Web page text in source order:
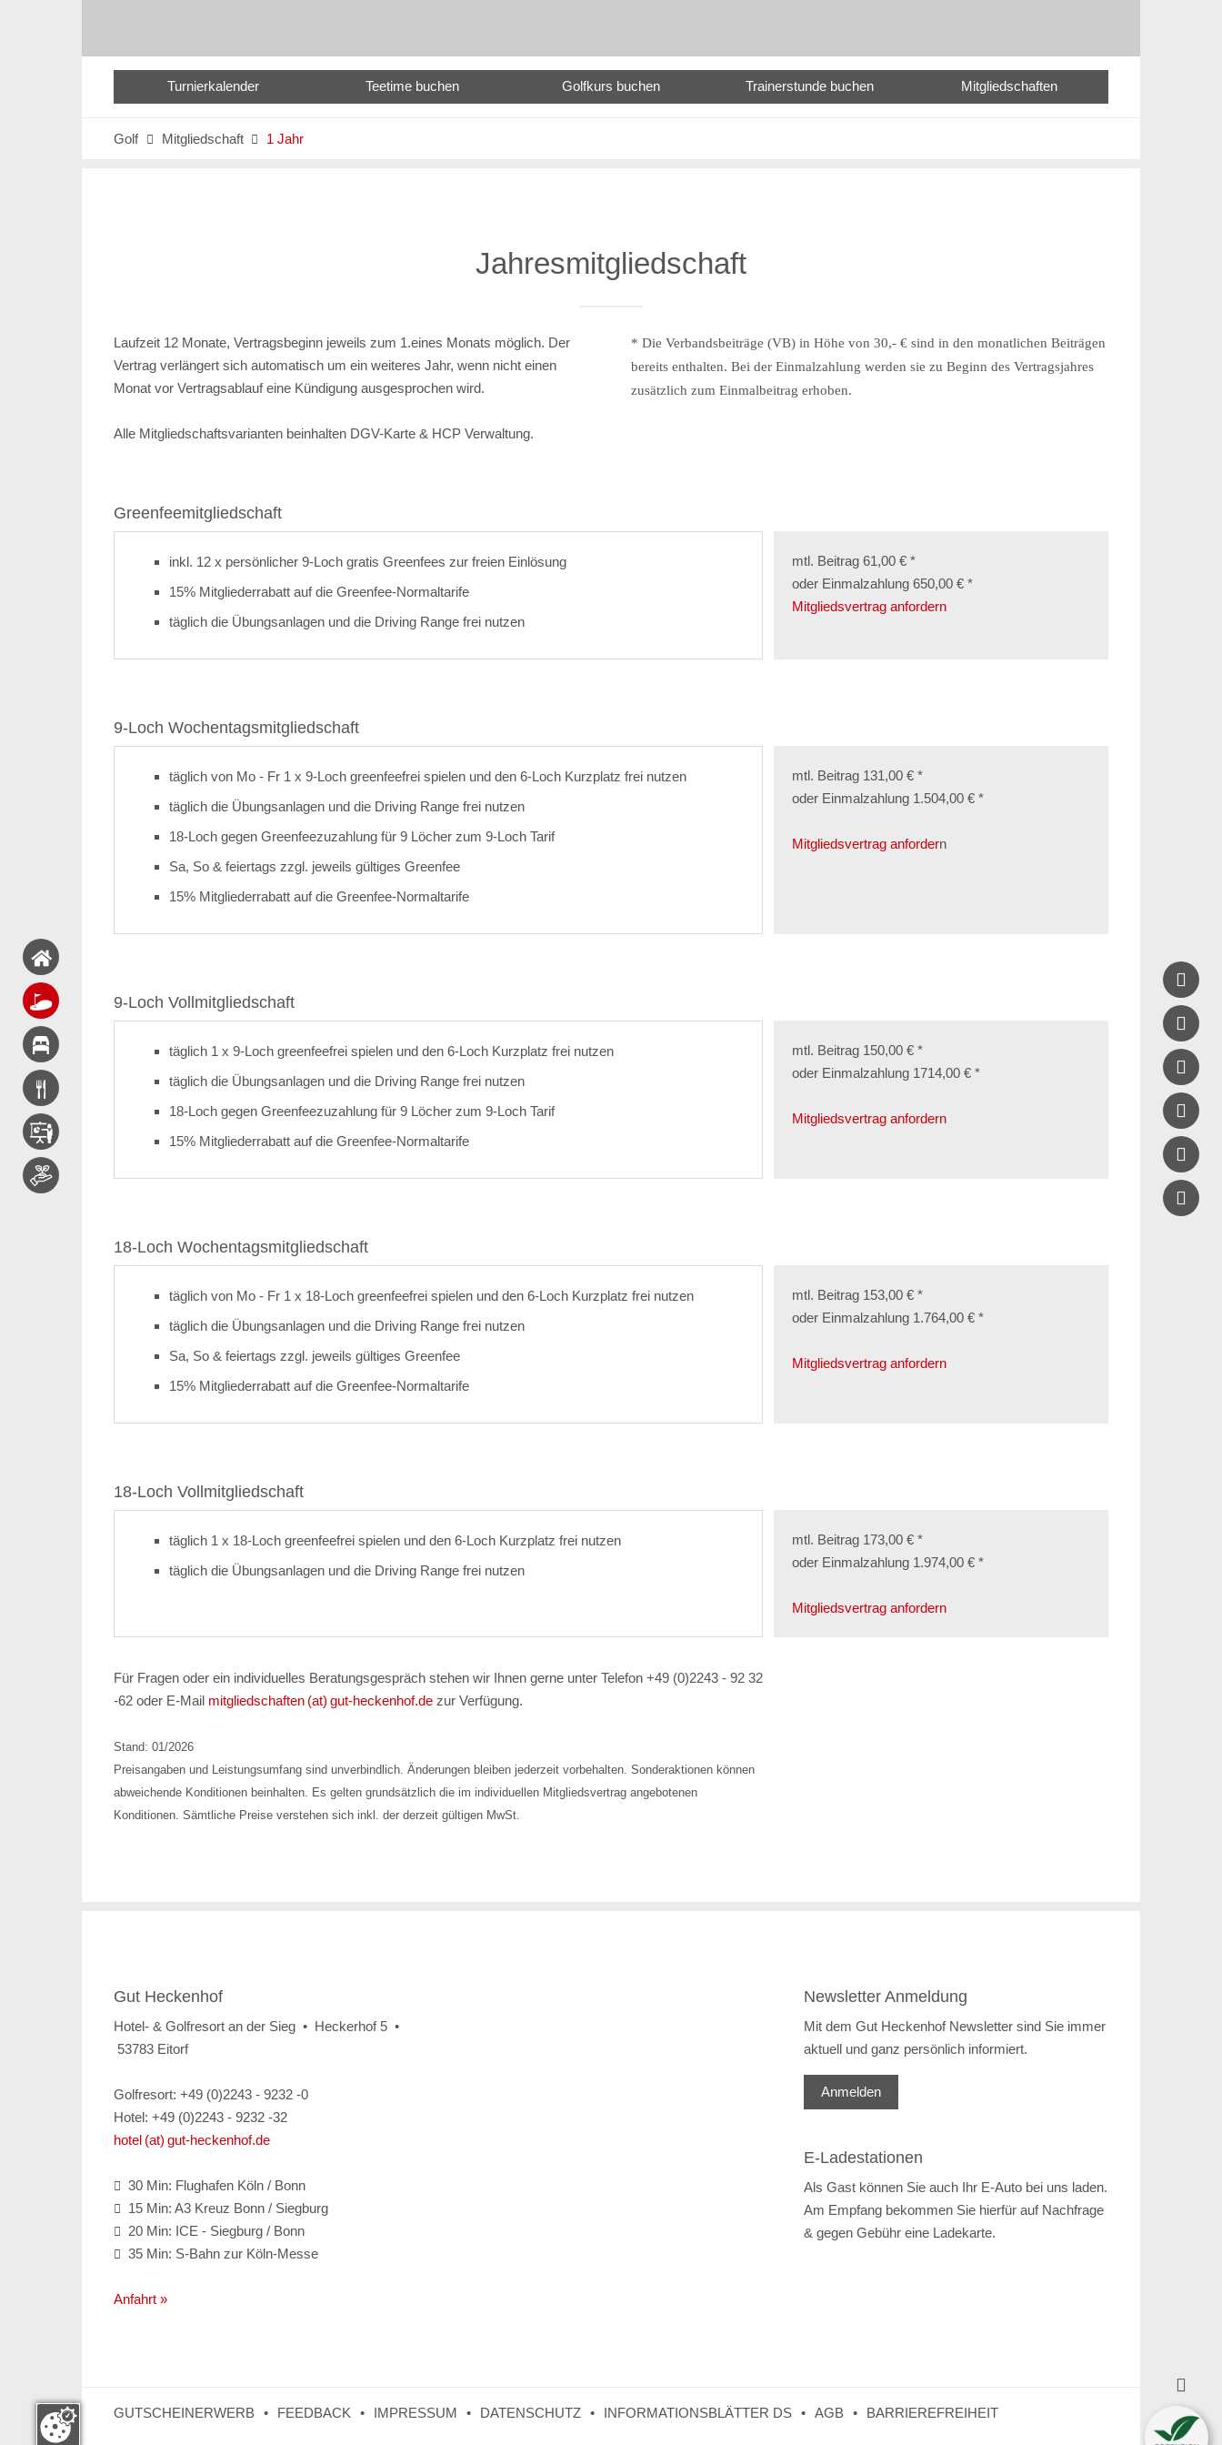
Turnierkalender Teetime buchen Golfkurs buchen Trainerstunde buchen Mitgliedschaften
Golf  Mitgliedschaft  1 Jahr
Jahresmitgliedschaft
Laufzeit 12 Monate, Vertragsbeginn jeweils zum 1.eines Monats möglich. Der
Vertrag verlängert sich automatisch um ein weiteres Jahr, wenn nicht einen
Monat vor Vertragsablauf eine Kündigung ausgesprochen wird.
Alle Mitgliedschaftsvarianten beinhalten DGV-Karte & HCP Verwaltung.
* Die Verbandsbeiträge (VB) in Höhe von 30,- € sind in den monatlichen Beiträgen
bereits enthalten. Bei der Einmalzahlung werden sie zu Beginn des Vertragsjahres
zusätzlich zum Einmalbeitrag erhoben.
Greenfeemitgliedschaft
inkl. 12 x persönlicher 9-Loch gratis Greenfees zur freien Einlösung
15% Mitgliederrabatt auf die Greenfee-Normaltarife
täglich die Übungsanlagen und die Driving Range frei nutzen
mtl. Beitrag 61,00 € *
oder Einmalzahlung 650,00 € *
Mitgliedsvertrag anfordern
9-Loch Wochentagsmitgliedschaft
täglich von Mo - Fr 1 x 9-Loch greenfeefrei spielen und den 6-Loch Kurzplatz frei nutzen
täglich die Übungsanlagen und die Driving Range frei nutzen
18-Loch gegen Greenfeezuzahlung für 9 Löcher zum 9-Loch Tarif
Sa, So & feiertags zzgl. jeweils gültiges Greenfee
15% Mitgliederrabatt auf die Greenfee-Normaltarife
mtl. Beitrag 131,00 € *
oder Einmalzahlung 1.504,00 € *
Mitgliedsvertrag anfordern
9-Loch Vollmitgliedschaft
täglich 1 x 9-Loch greenfeefrei spielen und den 6-Loch Kurzplatz frei nutzen
täglich die Übungsanlagen und die Driving Range frei nutzen
18-Loch gegen Greenfeezuzahlung für 9 Löcher zum 9-Loch Tarif
15% Mitgliederrabatt auf die Greenfee-Normaltarife
mtl. Beitrag 150,00 € *
oder Einmalzahlung 1714,00 € *
Mitgliedsvertrag anfordern
18-Loch Wochentagsmitgliedschaft
täglich von Mo - Fr 1 x 18-Loch greenfeefrei spielen und den 6-Loch Kurzplatz frei nutzen
täglich die Übungsanlagen und die Driving Range frei nutzen
Sa, So & feiertags zzgl. jeweils gültiges Greenfee
15% Mitgliederrabatt auf die Greenfee-Normaltarife
mtl. Beitrag 153,00 € *
oder Einmalzahlung 1.764,00 € *
Mitgliedsvertrag anfordern
18-Loch Vollmitgliedschaft
täglich 1 x 18-Loch greenfeefrei spielen und den 6-Loch Kurzplatz frei nutzen
täglich die Übungsanlagen und die Driving Range frei nutzen
mtl. Beitrag 173,00 € *
oder Einmalzahlung 1.974,00 € *
Mitgliedsvertrag anfordern
Für Fragen oder ein individuelles Beratungsgespräch stehen wir Ihnen gerne unter Telefon +49 (0)2243 - 92 32
-62 oder E-Mail mitgliedschaften (at) gut-heckenhof.dezur Verfügung.
Stand: 01/2026
Preisangaben und Leistungsumfang sind unverbindlich. Änderungen bleiben jederzeit vorbehalten. Sonderaktionen können
abweichende Konditionen beinhalten. Es gelten grundsätzlich die im individuellen Mitgliedsvertrag angebotenen
Konditionen. Sämtliche Preise verstehen sich inkl. der derzeit gültigen MwSt.
Gut Heckenhof
Hotel- & Golfresort an der Sieg • Heckerhof 5 •
53783 Eitorf
Golfresort: +49 (0)2243 - 9232 -0
Hotel: +49 (0)2243 - 9232 -32
hotel (at) gut-heckenhof.de
 30 Min: Flughafen Köln / Bonn
 15 Min: A3 Kreuz Bonn / Siegburg
 20 Min: ICE - Siegburg / Bonn
 35 Min: S-Bahn zur Köln-Messe
Anfahrt »
Newsletter Anmeldung
Mit dem Gut Heckenhof Newsletter sind Sie immer
aktuell und ganz persönlich informiert.
Anmelden
E-Ladestationen
Als Gast können Sie auch Ihr E-Auto bei uns laden.
Am Empfang bekommen Sie hierfür auf Nachfrage
& gegen Gebühr eine Ladekarte.
GUTSCHEINERWERB FEEDBACK IMPRESSUM DATENSCHUTZ INFORMATIONSBLÄTTER DS AGB BARRIEREFREIHEIT





